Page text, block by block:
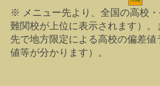
※ メニュー先より、全国の高校
難関校が上位に表示されます）
先で地方限定による高校の偏差
値等が分かります）。